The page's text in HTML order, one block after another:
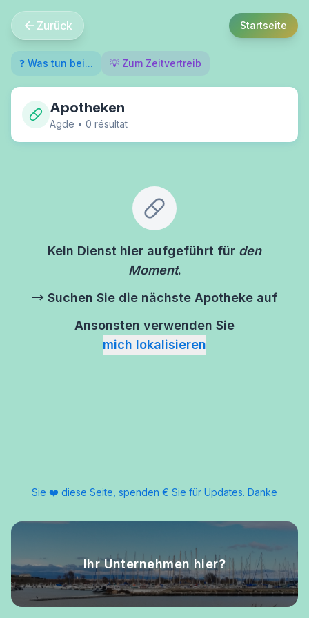
Zurück Startseite
❓ Was tun bei... 💡 Zum Zeitvertreib
Apotheken
Agde • 0 résultat
Kein Dienst hier aufgeführt für den
Moment.
→ Suchen Sie die nächste Apotheke auf
Ansonsten verwenden Sie
mich lokalisieren
Sie ❤️ diese Seite, spenden € Sie für Updates. Danke
Ihr Unternehmen hier?